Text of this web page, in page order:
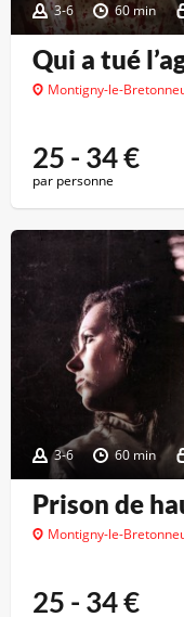
3-6 60 min
Qui a tué
Montigny-le-
25 - 34€
par personne
3-6 60 min
Prison de
Montigny-le-
25 - 34€